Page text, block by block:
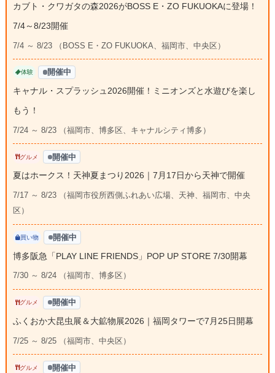
カブト・クワガタの森2026がBOSS E・ZO FUKUOKAに登場！
7/4～8/23開催
7/4 ～ 8/23 （BOSS E・ZO FUKUOKA、福岡市、中央区）
体験 開催中
キャナル・スプラッシュ2026開催！ミニオンズと水遊びを楽し
もう！
7/24 ～ 8/23 （福岡市、博多区、キャナルシティ博多）
グルメ 開催中
夏はホークス！天神夏まつり2026｜7月17日から天神で開催
7/17 ～ 8/23 （福岡市役所西側ふれあい広場、天神、福岡市、中央
区）
買い物 開催中
博多阪急「PLAY LINE FRIENDS」POP UP STORE 7/30開幕
7/30 ～ 8/24 （福岡市、博多区）
グルメ 開催中
ふくおか大昆虫展＆大鉱物展2026｜福岡タワーで7月25日開幕
7/25 ～ 8/25 （福岡市、中央区）
グルメ 開催中